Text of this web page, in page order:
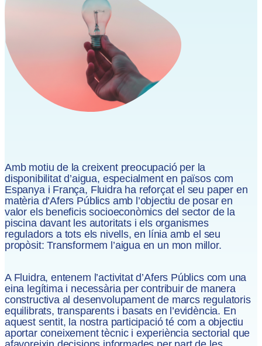
Amb motiu de la creixent preocupació per la
disponibilitat d’aigua, especialment en països com
Espanya i França, Fluidra ha reforçat el seu paper en
matèria d’Afers Públics amb l’objectiu de posar en
valor els beneficis socioeconòmics del sector de la
piscina davant les autoritats i els organismes
reguladors a tots els nivells, en línia amb el seu
propòsit: Transformem l’aigua en un mon millor.
A Fluidra, entenem l’activitat d’Afers Públics com una
eina legítima i necessària per contribuir de manera
constructiva al desenvolupament de marcs regulatoris
equilibrats, transparents i basats en l’evidència. En
aquest sentit, la nostra participació té com a objectiu
aportar coneixement tècnic i experiència sectorial que